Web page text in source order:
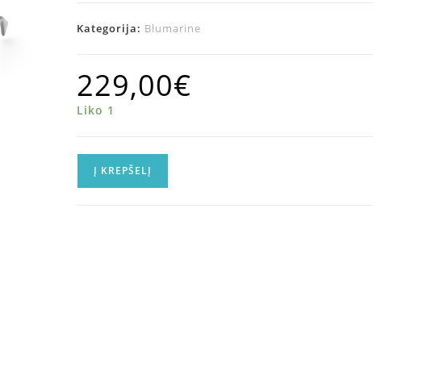
Kategorija: Blumarine
229,00€
Liko 1
Į KREPŠELĮ